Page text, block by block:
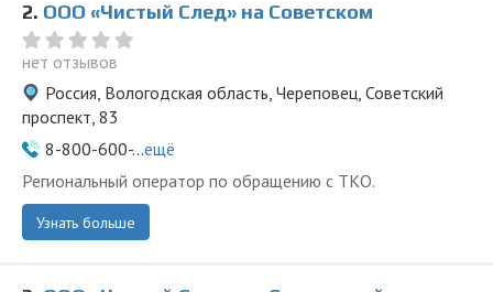
2. ООО «Чистый След» на Советском
нет отзывов
Россия, Вологодская область, Череповец, Советский
проспект, 83
8-800-600-...ещё
Региональный оператор по обращению с ТКО.
Узнать больше